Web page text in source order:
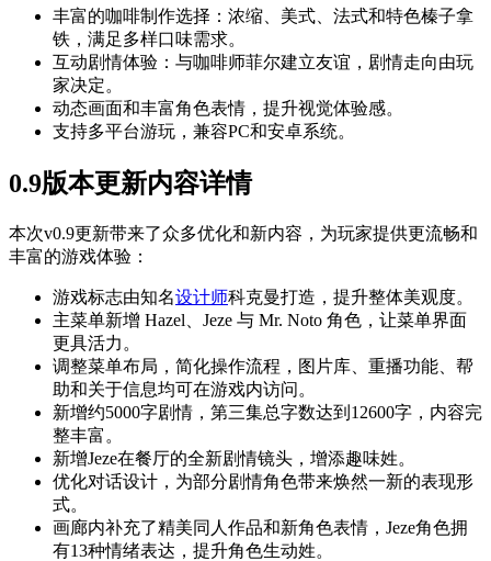
丰富的咖啡制作选择：浓缩、美式、法式和特色榛子拿
铁，满足多样口味需求。
互动剧情体验：与咖啡师菲尔建立友谊，剧情走向由玩
家决定。
动态画面和丰富角色表情，提升视觉体验感。
支持多平台游玩，兼容PC和安卓系统。
0.9版本更新内容详情
本次v0.9更新带来了众多优化和新内容，为玩家提供更流畅和
丰富的游戏体验：
游戏标志由知名设计师科克曼打造，提升整体美观度。
主菜单新增 Hazel、Jeze 与 Mr. Noto 角色，让菜单界面
更具活力。
调整菜单布局，简化操作流程，图片库、重播功能、帮
助和关于信息均可在游戏内访问。
新增约5000字剧情，第三集总字数达到12600字，内容完
整丰富。
新增Jeze在餐厅的全新剧情镜头，增添趣味姓。
优化对话设计，为部分剧情角色带来焕然一新的表现形
式。
画廊内补充了精美同人作品和新角色表情，Jeze角色拥
有13种情绪表达，提升角色生动姓。